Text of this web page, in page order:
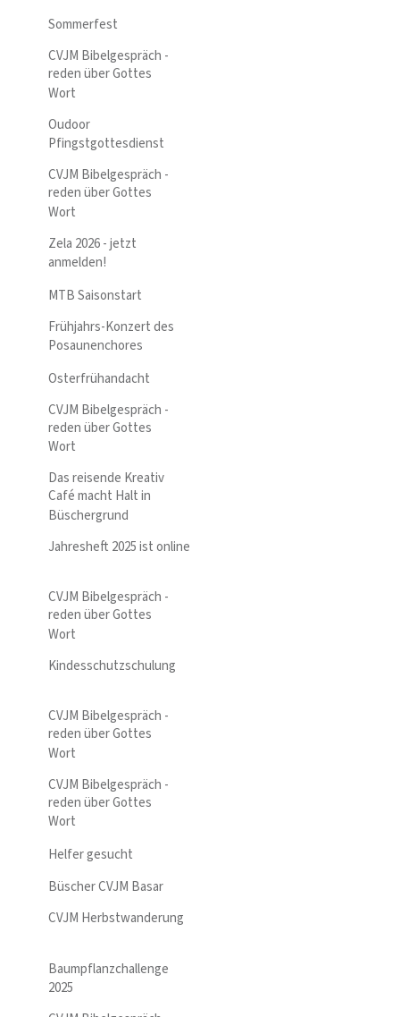
Sommerfest
CVJM Bibelgespräch -
reden über Gottes
Wort
Oudoor
Pfingstgottesdienst
CVJM Bibelgespräch -
reden über Gottes
Wort
Zela 2026 - jetzt
anmelden!
MTB Saisonstart
Frühjahrs-Konzert des
Posaunenchores
Osterfrühandacht
CVJM Bibelgespräch -
reden über Gottes
Wort
Das reisende Kreativ
Café macht Halt in
Büschergrund
Jahresheft 2025 ist online
CVJM Bibelgespräch -
reden über Gottes
Wort
Kindesschutzschulung
CVJM Bibelgespräch -
reden über Gottes
Wort
CVJM Bibelgespräch -
reden über Gottes
Wort
Helfer gesucht
Büscher CVJM Basar
CVJM Herbstwanderung
Baumpflanzchallenge
2025